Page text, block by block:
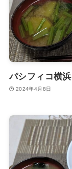
パシフィコ横
2024年4月8日